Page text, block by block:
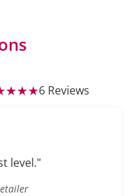
6 Reviews
level."